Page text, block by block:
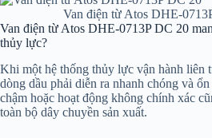
Van điện từ Atos DHE-
Van điện từ Atos DHE-0713P DC 20
thủy lực?
Khi một hệ thống thủy lực vận hành liên
dòng dầu phải diễn ra nhanh chóng và
chậm hoặc hoạt động không chính xác
toàn bộ dây chuyền sản xuất.